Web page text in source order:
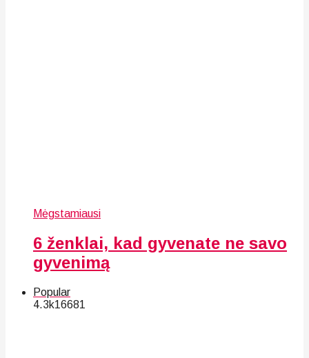
Mėgstamiausi
6 ženklai, kad gyvenate ne savo
gyvenimą
Popular
4.3k16681